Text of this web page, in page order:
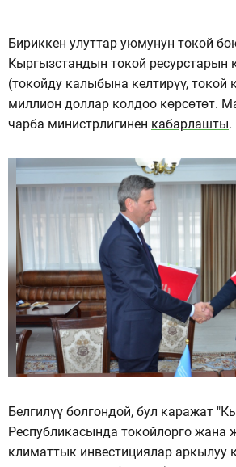
Бириккен улуттар уюмунун токой
Кыргызстандын токой ресурстарын
(токойду калыбына келтирүү, токой
миллион доллар колдоо көрсөтөт.
чарба министрлигинен кабарлашты.
Белгилүү болгондой, бул каражат
Республикасында токойлорго жана
климаттык инвестициялар аркылуу